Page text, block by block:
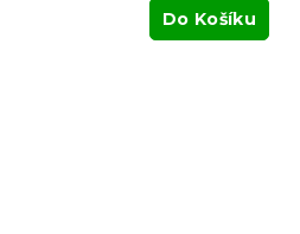
Do Košíku